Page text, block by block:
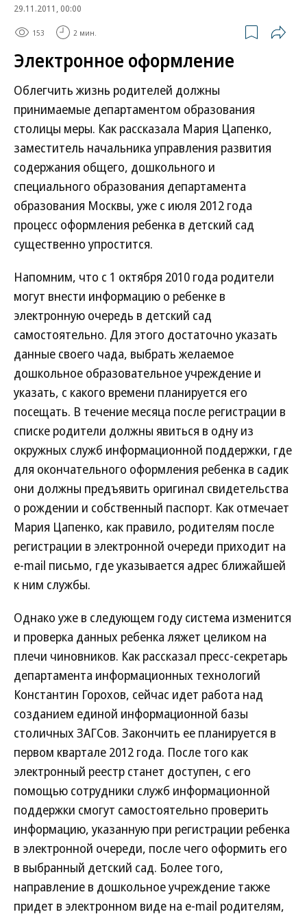
29.11.2011, 00:00
153 2 мин.
Электронное оформление
Облегчить жизнь родителей должны
принимаемые департаментом образования
столицы меры. Как рассказала Мария Цапенко,
заместитель начальника управления развития
содержания общего, дошкольного и
специального образования департамента
образования Москвы, уже с июля 2012 года
процесс оформления ребенка в детский сад
существенно упростится.
Напомним, что с 1 октября 2010 года родители
могут внести информацию о ребенке в
электронную очередь в детский сад
самостоятельно. Для этого достаточно указать
данные своего чада, выбрать желаемое
дошкольное образовательное учреждение и
указать, с какого времени планируется его
посещать. В течение месяца после регистрации в
списке родители должны явиться в одну из
окружных служб информационной поддержки, где
для окончательного оформления ребенка в садик
они должны предъявить оригинал свидетельства
о рождении и собственный паспорт. Как отмечает
Мария Цапенко, как правило, родителям после
регистрации в электронной очереди приходит на
e-mail письмо, где указывается адрес ближайшей
к ним службы.
Однако уже в следующем году система изменится
и проверка данных ребенка ляжет целиком на
плечи чиновников. Как рассказал пресс-секретарь
департамента информационных технологий
Константин Горохов, сейчас идет работа над
созданием единой информационной базы
столичных ЗАГСов. Закончить ее планируется в
первом квартале 2012 года. После того как
электронный реестр станет доступен, с его
помощью сотрудники служб информационной
поддержки смогут самостоятельно проверить
информацию, указанную при регистрации ребенка
в электронной очереди, после чего оформить его
в выбранный детский сад. Более того,
направление в дошкольное учреждение также
придет в электронном виде на e-mail родителям,